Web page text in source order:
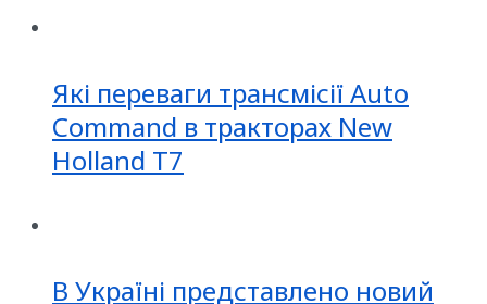
Які переваги трансмісії Auto
Command в тракторах New
Holland T7
В Україні представлено новий